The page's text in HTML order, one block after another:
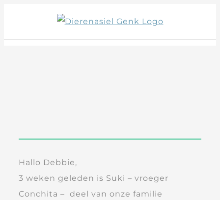
content
Hallo Debbie,
3 weken geleden is Suki – vroeger
Conchita – deel van onze familie